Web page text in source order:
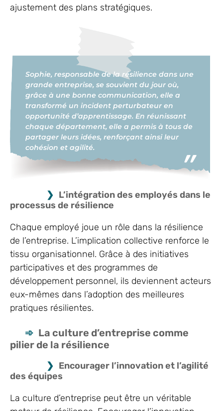
ajustement des plans stratégiques.
Sophie, responsable de la résilience dans une
grande entreprise, se souvient du jour où,
grâce à une bonne communication, elle a
transformé un incident perturbateur en
opportunité d’apprentissage. En réunissant
chaque département, elle a permis à tous de
partager leurs idées, renforçant ainsi leur
cohésion et agilité.
L’intégration des employés dans le
processus de résilience
Chaque employé joue un rôle dans la résilience
de l’entreprise. L’implication collective renforce le
tissu organisationnel. Grâce à des initiatives
participatives et des programmes de
développement personnel, ils deviennent acteurs
eux-mêmes dans l’adoption des meilleures
pratiques résilientes.
La culture d’entreprise comme
pilier de la résilience
Encourager l’innovation et l’agilité
des équipes
La culture d’entreprise peut être un véritable